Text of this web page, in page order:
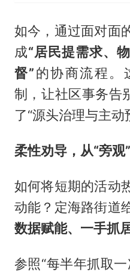
如今，通过面对面
成“居民提需求、
督”的协商流程。
制，让社区事务告
了“源头治理与主动
柔性劝导，从“旁观
如何将短期的活动
动能？定海路街道
数据赋能、一手抓
参照“每半年抓取